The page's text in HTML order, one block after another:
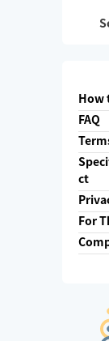
How
FAQ
ct
For